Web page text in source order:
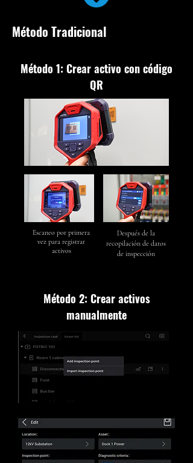
Método Tradicional
Método 1: Crear activo con código
QR
Escaneo por primera
vez para registrar
activos
Después de la
recopilación de datos
de inspección
Método 2: Crear activos
manualmente